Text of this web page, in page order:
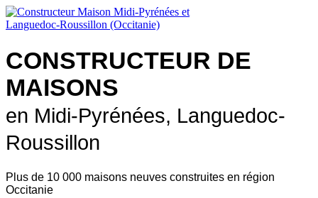
CONSTRUCTEUR DE
MAISONS
en Midi-Pyrénées, Languedoc-
Roussillon
Plus de 10 000 maisons neuves construites en région
Occitanie